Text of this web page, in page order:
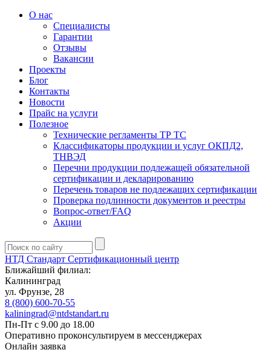
О нас
Специалисты
Гарантии
Отзывы
Вакансии
Проекты
Блог
Контакты
Новости
Прайс на услуги
Полезное
Технические регламенты ТР ТС
Классификаторы продукции и услуг ОКПД2,
ТНВЭД
Перечни продукции подлежащей обязательной
сертификации и декларированию
Перечень товаров не подлежащих сертификации
Проверка подлинности документов и реестры
Вопрос-ответ/FAQ
Акции
НТД Стандарт Сертификационный центр
Ближайший филиал:
Калининград
ул. Фрунзе, 28
8 (800) 600-70-55
kaliningrad@ntdstandart.ru
Пн-Пт с 9.00 до 18.00
Оперативно проконсультируем в мессенджерах
Онлайн заявка